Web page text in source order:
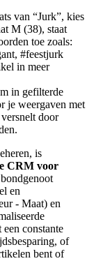
van “Jurk”, kies
M (38), staat
toe zoals:
#feestjurk
in meer
in gefilterde
je weergaven met
door
is
CRM voor
en
- Maat) en
constante
of
bent of